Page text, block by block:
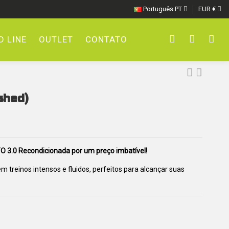
Português PT EUR €
LINE OUTLET CONTATO
3.0 Recondicionada por um preço imbatível!
treinos intensos e fluidos, perfeitos para alcançar suas